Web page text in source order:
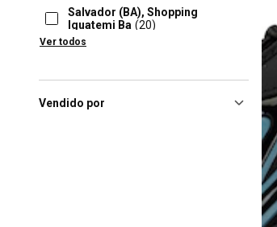
Salvador (BA), Shopping
Iguatemi Ba (20)
Lauro De Freitas (BA), Parque
Shopping
Ver todos
Vendido por